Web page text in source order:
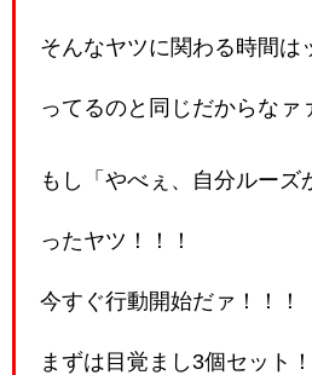
そんなヤツに関わる時間は
ってるのと同じだからなァ
もし「やべぇ、自分ルー
ったヤツ！！！
今すぐ行動開始だァ！！！
まずは目覚まし3個セット